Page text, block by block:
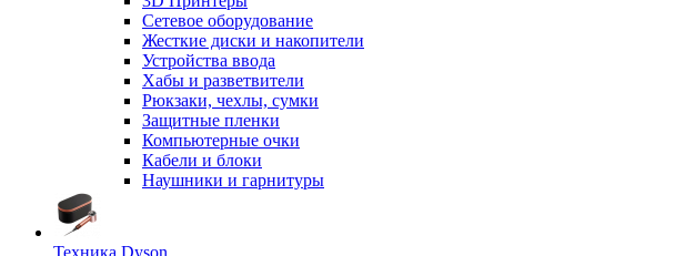
Сетевое оборудование
Жесткие диски и накопители
Устройства ввода
Хабы и разветвители
Рюкзаки, чехлы, сумки
Защитные пленки
Компьютерные очки
Кабели и блоки
Наушники и гарнитуры
Техника Dyson